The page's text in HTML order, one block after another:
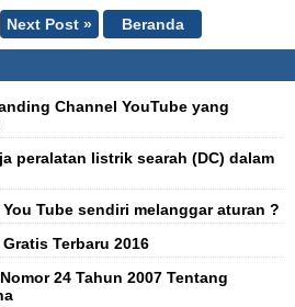
Next Post » Beranda
Channel YouTube yang
peralatan listrik searah (DC) dalam
Tube sendiri melanggar aturan ?
Terbaru 2016
24 Tahun 2007 Tentang